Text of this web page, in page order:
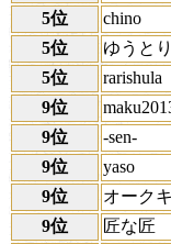
5位
chino
5位
ゆうと
5位
rarishula
9位
9位
-sen-
9位
yaso
9位
オーク
9位
匠な匠